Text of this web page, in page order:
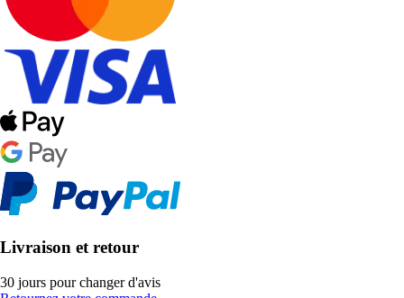
Livraison et retour
30 jours pour changer d'avis